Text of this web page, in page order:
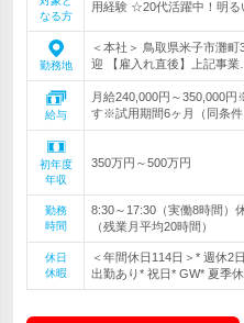
なる方
用経験 ☆20代活躍中！明る
勤務地
＜本社＞ 鳥取県米子市灘
迎 【雇入れ直後】上記事業…
給与
月給240,000円～350,000
す※試用期間6ヶ月（同条件
初年度
年収
350万円～500万円
勤務
時間
8:30～17:30（実働8時間）
（残業月平均20時間）
休日
休暇
＜年間休日114日＞* 週休2
出勤あり* 祝日* GW* 夏季